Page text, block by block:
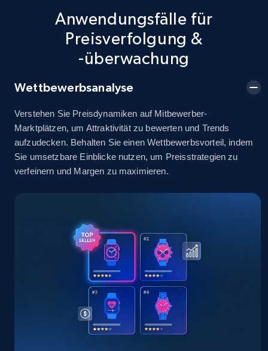
Amazon sellers info
Seller id, URL, Seller name, Description, Detailed
info, Stars, Feedbacks, Return policy, and more.
2.5K+ 378+
eBay
URL, Product id, Title, Seller name, Seller rating,
359+
eBay - Gather data on products using
specified keywords
URL, Product id, Title, Seller name, Seller rating,
Seller reviews, Breadcrumbs, Root category, and
Anwendungsfälle für
Preisverfolgung &
-überwachung
Wettbewerbsanalyse
Verstehen Sie Preisdynamiken auf Mitbewerber-
Marktplätzen, um Attraktivität zu bewerten und Trends
aufzudecken. Behalten Sie einen Wettbewerbsvorteil, indem
Sie umsetzbare Einblicke nutzen, um Preisstrategien zu
verfeinern und Margen zu maximieren.